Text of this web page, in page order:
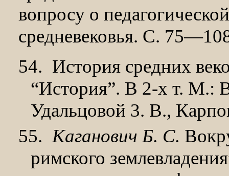
вопросу о
средневековья. С.
54. История средних
“История”. В 2-х т. М.:
Удальцовой 3. В.,
55. Каганович Б. С.
римского